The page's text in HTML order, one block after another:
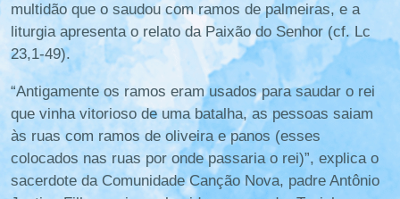
multidão que o saudou com ramos de palmeiras, e a
liturgia apresenta o relato da Paixão do Senhor (cf. Lc
23,1-49).
“Antigamente os ramos eram usados para saudar o rei
que vinha vitorioso de uma batalha, as pessoas saiam
às ruas com ramos de oliveira e panos (esses
colocados nas ruas por onde passaria o rei)”, explica o
sacerdote da Comunidade Canção Nova, padre Antônio